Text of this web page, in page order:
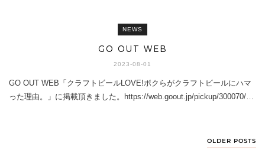
NEWS
GO OUT WEB
2023-08-01
GO OUT WEB「クラフトビールLOVE!ボクらがクラフトビールにハマ
った理由。」に掲載頂きました。https://web.goout.jp/pickup/300070/…
OLDER POSTS